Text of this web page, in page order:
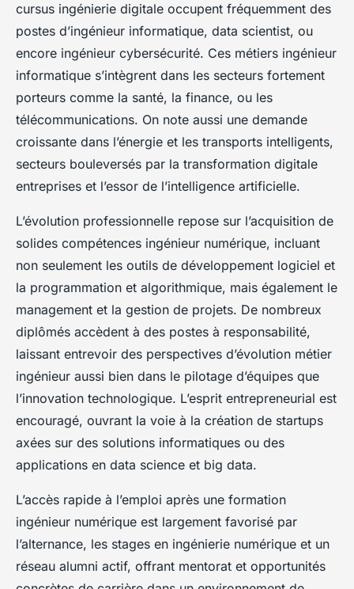
cursus ingénierie digitale occupent fréquemment des
postes d’ingénieur informatique, data scientist, ou
encore ingénieur cybersécurité. Ces métiers ingénieur
informatique s’intègrent dans les secteurs fortement
porteurs comme la santé, la finance, ou les
télécommunications. On note aussi une demande
croissante dans l’énergie et les transports intelligents,
secteurs bouleversés par la transformation digitale
entreprises et l’essor de l’intelligence artificielle.
L’évolution professionnelle repose sur l’acquisition de
solides compétences ingénieur numérique, incluant
non seulement les outils de développement logiciel et
la programmation et algorithmique, mais également le
management et la gestion de projets. De nombreux
diplômés accèdent à des postes à responsabilité,
laissant entrevoir des perspectives d’évolution métier
ingénieur aussi bien dans le pilotage d’équipes que
l’innovation technologique. L’esprit entrepreneurial est
encouragé, ouvrant la voie à la création de startups
axées sur des solutions informatiques ou des
applications en data science et big data.
L’accès rapide à l’emploi après une formation
ingénieur numérique est largement favorisé par
l’alternance, les stages en ingénierie numérique et un
réseau alumni actif, offrant mentorat et opportunités